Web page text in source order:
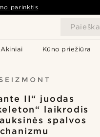
Paieška
Akiniai Kūno priežiūra
parinktis
II“ juodas
laikrodis
spalvos